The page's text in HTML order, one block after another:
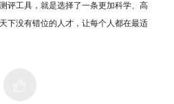
评工具，就是选择了一条更加科学、高
下没有错位的人才，让每个人都在最适